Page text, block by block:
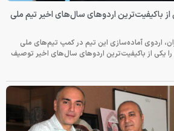
باکیفیت‌ترین اردوهای سال‌های اخیر تیم ملی
اردوی آماده‌سازی این تیم در کمپ تیم‌های ملی
یکی از باکیفیت‌ترین اردوهای سال‌های اخیر توصیف